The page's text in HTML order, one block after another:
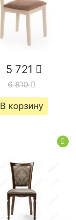
5 721
6 810
В корзину